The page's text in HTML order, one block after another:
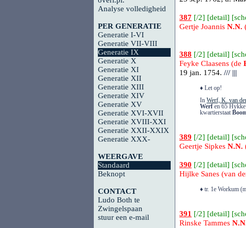
Analyse volledigheid
PER GENERATIE
Generatie I-VI
Generatie VII-VIII
Generatie IX
Generatie X
Generatie XI
Generatie XII
Generatie XIII
Generatie XIV
Generatie XV
Generatie XVI-XVII
Generatie XVIII-XXI
Generatie XXII-XXIX
Generatie XXX-
WEERGAVE
Standaard
Beknopt
CONTACT
Ludo Both te
Zwingelspaan
stuur een e-mail
387 [/2] [detail] [
Gertje Joannis N.N.
388 [/2] [detail] [
Feyke Claasens (de
19 jan. 1754. ///|||
♦ Let op!
In Werf, K. van
Werf en 65
kwartierstaat
389 [/2] [detail] [
Geertje Sipkes N.N.
390 [/2] [detail] [
Hijlke Sanes (van
♦ tr. 1e Workum
391 [/2] [detail] [
Rinske Tammes